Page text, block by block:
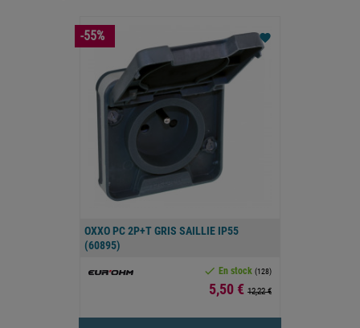
OXXO PC 2P+T GRIS SAILLIE IP55
(60895)
 En stock (128)
Prix
5,50 € 12,22 €
favorite
-55%